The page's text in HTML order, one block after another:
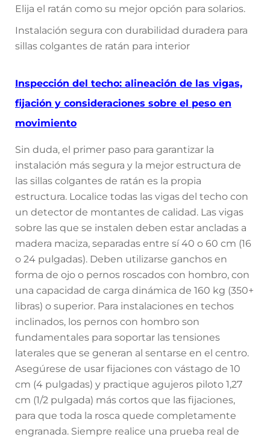
Elija el ratán como su mejor opción para solarios.
Instalación segura con durabilidad duradera para
sillas colgantes de ratán para interior
Inspección del techo: alineación de las vigas,
fijación y consideraciones sobre el peso en
movimiento
Sin duda, el primer paso para garantizar la
instalación más segura y la mejor estructura de
las sillas colgantes de ratán es la propia
estructura. Localice todas las vigas del techo con
un detector de montantes de calidad. Las vigas
sobre las que se instalen deben estar ancladas a
madera maciza, separadas entre sí 40 o 60 cm (16
o 24 pulgadas). Deben utilizarse ganchos en
forma de ojo o pernos roscados con hombro, con
una capacidad de carga dinámica de 160 kg (350+
libras) o superior. Para instalaciones en techos
inclinados, los pernos con hombro son
fundamentales para soportar las tensiones
laterales que se generan al sentarse en el centro.
Asegúrese de usar fijaciones con vástago de 10
cm (4 pulgadas) y practique agujeros piloto 1,27
cm (1/2 pulgada) más cortos que las fijaciones,
para que toda la rosca quede completamente
engranada. Siempre realice una prueba real de